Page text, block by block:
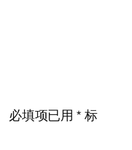
必填项已用*标